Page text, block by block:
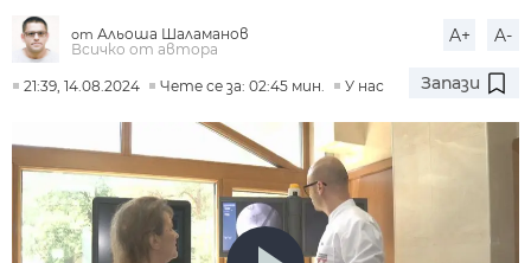
от Альоша Шаламанов
Всичко от автора
A+ A-
21:39, 14.08.2024 Чете се за: 02:45 мин. У нас Запази